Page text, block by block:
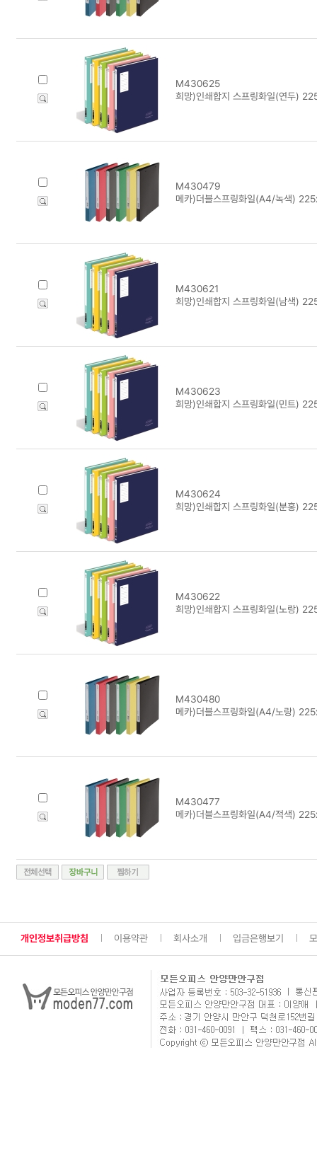
M430625
희망)인쇄합지 스프링화일(연두)
M430479
메카)더블스프링화일(A4/녹색)
M430621
희망)인쇄합지 스프링화일(남색)
M430623
희망)인쇄합지 스프링화일(민트)
M430624
희망)인쇄합지 스프링화일(분홍)
M430622
희망)인쇄합지 스프링화일(노랑)
M430480
메카)더블스프링화일(A4/노랑)
M430477
메카)더블스프링화일(A4/적색)
개인정보취급방침 이용약관 회사소개 입금은행보기